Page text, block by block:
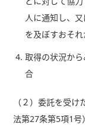
人に通知し、
を及ぼすおそ
取得の状況か
合
（２）委託を受
法第27条第5項1号）